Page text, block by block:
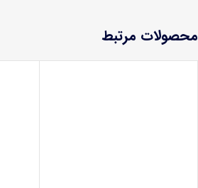
محصولات مرتبط